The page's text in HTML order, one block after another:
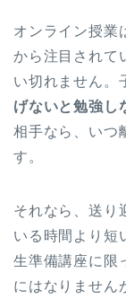
オンライン授業
から注目されて
い切れません。
げないと勉強し
相手なら、いつ
す。
それなら、送り
いる時間より短
生準備講座に限
にはなりません